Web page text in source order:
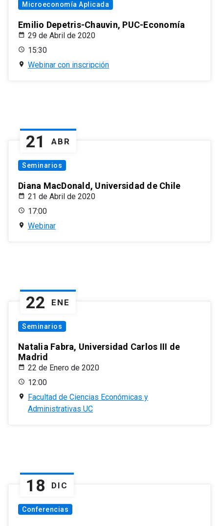
Microeconomía Aplicada
Emilio Depetris-Chauvin, PUC-Economía
29 de Abril de 2020
15:30
Webinar con inscripción
21 ABR
Seminarios
Diana MacDonald, Universidad de Chile
21 de Abril de 2020
17:00
Webinar
22 ENE
Seminarios
Natalia Fabra, Universidad Carlos III de
Madrid
22 de Enero de 2020
12:00
Facultad de Ciencias Económicas y
Administrativas UC
18 DIC
Conferencias